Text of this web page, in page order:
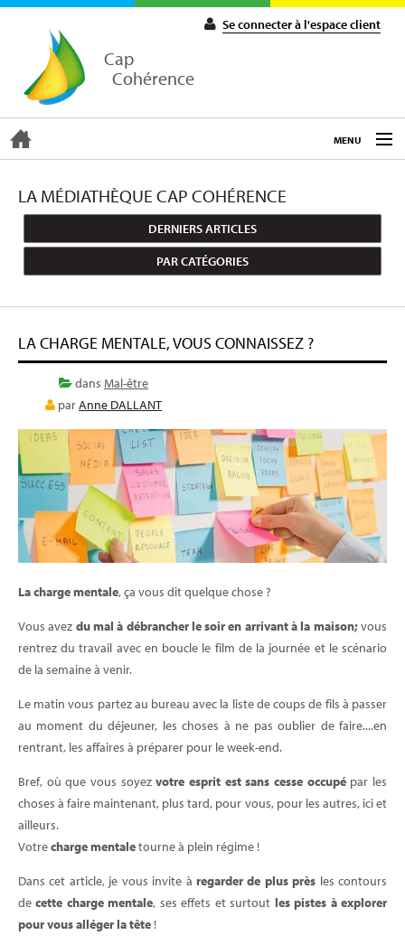
Cap
Cohérence
Se connecter à l'espace client
MENU
ACCUEIL
EXPERTISE
FORMATIONS
BLOG
LA MÉDIATHÈQUE CAP COHÉRENCE
DERNIERS ARTICLES
PAR CATÉGORIES
LA CHARGE MENTALE, VOUS CONNAISSEZ ?
dans Mal-être
parAnne DALLANT
La charge mentale, ça vous dit quelque chose ?
Vous avez du mal à débrancher le soir en arrivant à la maison;vous
rentrez du travail avec en boucle le film de la journée et le scénario
de la semaine à venir.
Le matin vous partez au bureau avec la liste de coups de fils à passer
au moment du déjeuner, les choses à ne pas oublier de faire....en
rentrant, les affaires à préparer pour le week-end.
Bref, où que vous soyezvotre esprit est sans cesse occupépar les
choses à faire maintenant, plus tard, pour vous, pour les autres, ici et
ailleurs.
Votrecharge mentaletourne à plein régime !
Dans cet article, je vous invite à regarder de plus près les contours
decette charge mentale, ses effets et surtout les pistes à explorer
pour vous alléger la tête !